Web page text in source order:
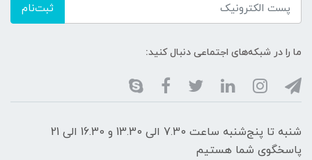
ثبت‌نام
ما را در شبکه‌های اجتماعی دنبال کنید:
شنبه تا پنج‌شنبه ساعت 7.30 الی 13.30 و 16.30 الی 21
پاسخگوی شما هستیم